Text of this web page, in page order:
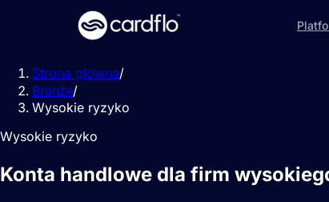
Strona główna/
Branże/
Wysokie ryzyko
Wysokie ryzyko
Konta handlowe dla firm